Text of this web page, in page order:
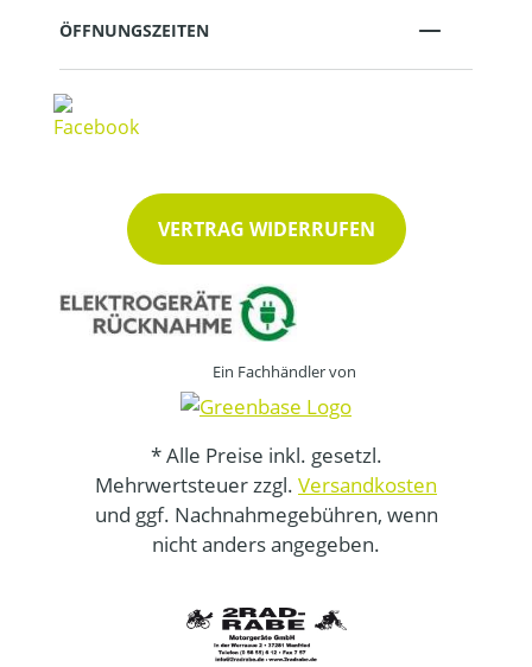
ÖFFNUNGSZEITEN
VERTRAG WIDERRUFEN
Ein Fachhändler von
* Alle Preise inkl. gesetzl.
Mehrwertsteuer zzgl. Versandkosten
und ggf. Nachnahmegebühren, wenn
nicht anders angegeben.